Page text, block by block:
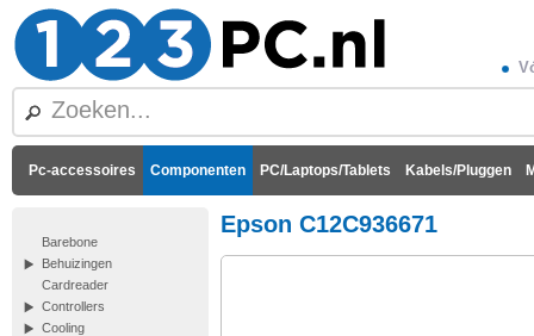
Pc-accessoires Componenten PC/Laptops/Tablets Kabels/Pluggen
Barebone
Behuizingen
Cardreader
Controllers
Cooling
Epson C12C936671